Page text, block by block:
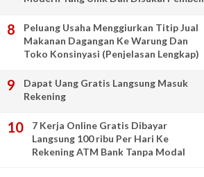
Peluang Usaha Menggiurkan Titip Jual
Makanan Dagangan Ke Warung Dan
Toko Konsinyasi (Penjelasan Lengkap)
Dapat Uang Gratis Langsung Masuk
Rekening
7 Kerja Online Gratis Dibayar
Langsung 100 ribu Per Hari Ke
Rekening ATM Bank Tanpa Modal